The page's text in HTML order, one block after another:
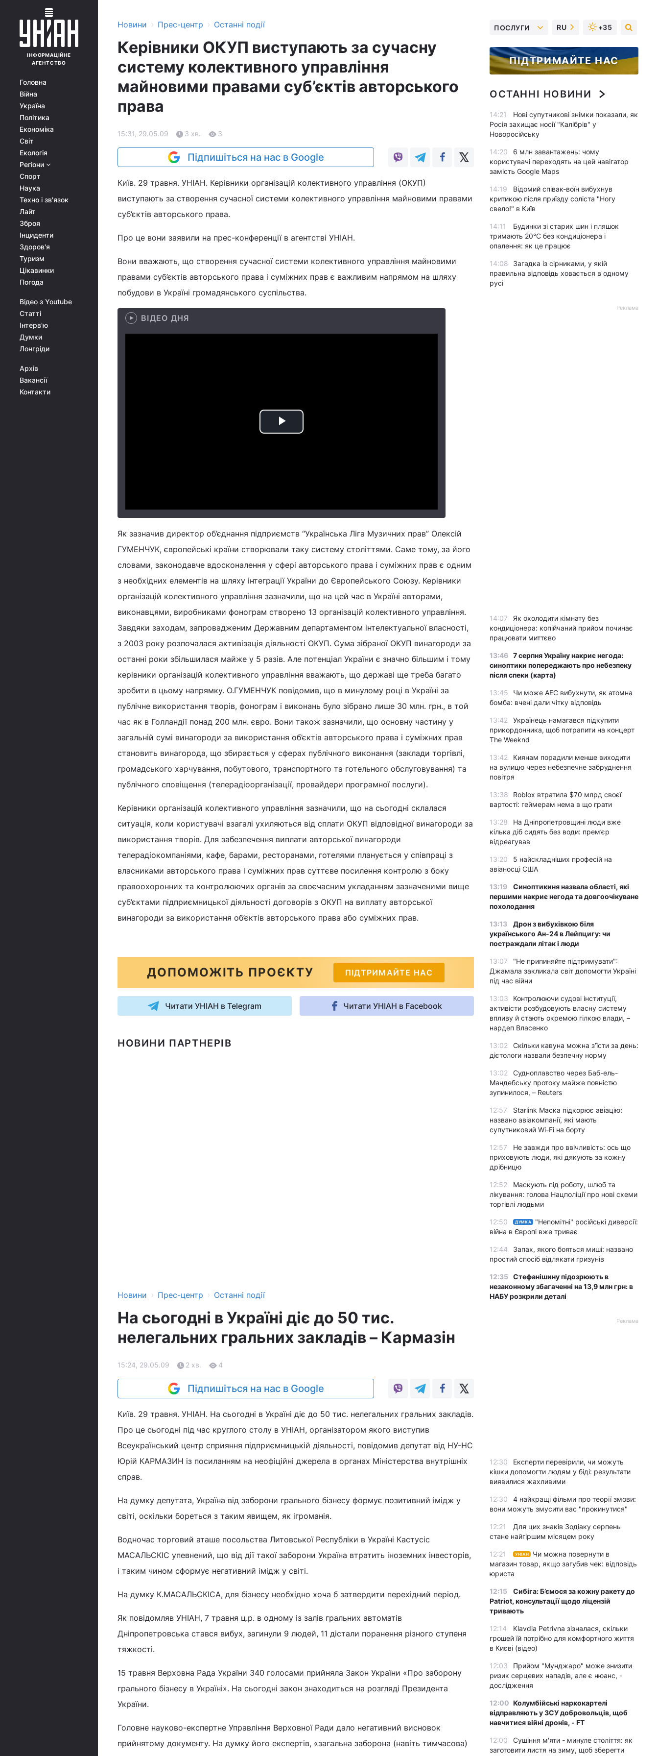
ІНФОРМАЦІЙНЕ
АГЕНТСТВО
Головна
Війна
Україна
Політика
Економіка
Світ
Екологія
Регіони
Спорт
Наука
Техно і зв'язок
Лайт
Зброя
Інциденти
Здоров'я
Туризм
Цікавинки
Погода
Відео з Youtube
Статті
Інтерв'ю
Думки
Лонгріди
Архів
Вакансії
Контакти
Новини › Прес-центр › Останні події
Керівники ОКУП виступають за сучасну
систему колективного управління
майновими правами суб’єктів авторського
права
15:31, 29.05.09 3 хв. 3
Підпишіться на нас в Google
Київ. 29 травня. УНІАН. Керівники організацій колективного управління (ОКУП)
виступають за створення сучасної системи колективного управління майновими правами
суб’єктів авторського права.
Про це вони заявили на прес-конференції в агентстві УНІАН.
Вони вважають, що створення сучасної системи колективного управління майновими
правами суб’єктів авторського права і суміжних прав є важливим напрямом на шляху
побудови в Україні громадянського суспільства.
ВІДЕО ДНЯ
Play
Як зазначив директор об’єднання підприємств “Українська Ліга Музичних прав” Олексій
ГУМЕНЧУК, європейські країни створювали таку систему століттями. Саме тому, за його
словами, законодавче вдосконалення у сфері авторського права і суміжних прав є одним
з необхідних елементів на шляху інтеграції України до Європейського Союзу. Керівники
організацій колективного управління зазначили, що на цей час в Україні авторами,
виконавцями, виробниками фонограм створено 13 організацій колективного управління.
Завдяки заходам, запровадженим Державним департаментом інтелектуальної власності,
з 2003 року розпочалася активізація діяльності ОКУП. Сума зібраної ОКУП винагороди за
останні роки збільшилася майже у 5 разів. Але потенціал України є значно більшим і тому
керівники організацій колективного управління вважають, що державі ще треба багато
зробити в цьому напрямку. О.ГУМЕНЧУК повідомив, що в минулому році в Україні за
публічне використання творів, фонограм і виконань було зібрано лише 30 млн. грн., в той
час як в Голландії понад 200 млн. євро. Вони також зазначили, що основну частину у
загальній сумі винагороди за використання об’єктів авторського права і суміжних прав
становить винагорода, що збирається у сферах публічного виконання (заклади торгівлі,
громадського харчування, побутового, транспортного та готельного обслуговування) та
публічного сповіщення (телерадіоорганізації, провайдери програмної послуги).
Керівники організацій колективного управління зазначили, що на сьогодні склалася
ситуація, коли користувачі взагалі ухиляються від сплати ОКУП відповідної винагороди за
використання творів. Для забезпечення виплати авторської винагороди
телерадіокомпаніями, кафе, барами, ресторанами, готелями планується у співпраці з
власниками авторського права і суміжних прав суттєве посилення контролю з боку
правоохоронних та контролюючих органів за своєчасним укладанням зазначеними вище
суб’єктами підприємницької діяльності договорів з ОКУП на виплату авторської
винагороди за використання об’єктів авторського права або суміжних прав.
ДОПОМОЖІТЬ ПРОЄКТУ ПІДТРИМАЙТЕ НАС
Читати УНІАН в Telegram Читати УНІАН в Facebook
НОВИНИ ПАРТНЕРІВ
Новини › Прес-центр › Останні події
На сьогодні в Україні діє до 50 тис.
нелегальних гральних закладів – Кармазін
15:24, 29.05.09 2 хв. 4
Підпишіться на нас в Google
Київ. 29 травня. УНІАН. На сьогодні в Україні діє до 50 тис. нелегальних гральних закладів.
Про це сьогодні під час круглого столу в УНІАН, організатором якого виступив
Всеукраїнський центр сприяння підприємницькій діяльності, повідомив депутат від НУ-НС
Юрій КАРМАЗИН із посиланням на неофіційні джерела в органах Міністерства внутрішніх
справ.
На думку депутата, Україна від заборони грального бізнесу формує позитивний імідж у
світі, оскільки бореться з таким явищем, як ігроманія.
Водночас торговий аташе посольства Литовської Республіки в Україні Кастусіс
МАСАЛЬСКІС упевнений, що від дії такої заборони Україна втратить іноземних інвесторів,
і таким чином сформує негативний імідж у світі.
На думку К.МАСАЛЬСКІСА, для бізнесу необхідно хоча б затвердити перехідний період.
Як повідомляв УНІАН, 7 травня ц.р. в одному із залів гральних автоматів
Дніпропетровська стався вибух, загинули 9 людей, 11 дістали поранення різного ступеня
тяжкості.
15 травня Верховна Рада України 340 голосами прийняла Закон України «Про заборону
грального бізнесу в Україні». На сьогодні закон знаходиться на розгляді Президента
України.
Головне науково-експертне Управління Верховної Ради дало негативний висновок
прийнятому документу. На думку його експертів, «загальна заборона (навіть тимчасова)
ПОСЛУГИ RU +35
ПІДТРИМАЙТЕ НАС
ОСТАННІ НОВИНИ
14:21
Нові супутникові знімки показали, як
Росія захищає носії "Калібрів" у
Новоросійську
14:20
6 млн завантажень: чому
користувачі переходять на цей навігатор
замість Google Maps
14:19
Відомий співак-воїн вибухнув
критикою після приїзду соліста "Ногу
свело!" в Київ
14:11
Будинки зі старих шин і пляшок
тримають 20°C без кондиціонера і
опалення: як це працює
14:08
Загадка із сірниками, у якій
правильна відповідь ховається в одному
русі
Реклама
14:07
Як охолодити кімнату без
кондиціонера: копійчаний прийом починає
працювати миттєво
13:46 7 серпня Україну накриє негода:
синоптики попереджають про небезпеку
після спеки (карта)
13:45
Чи може АЕС вибухнути, як атомна
бомба: вчені дали чітку відповідь
13:42
Українець намагався підкупити
прикордонника, щоб потрапити на концерт
The Weeknd
13:42
Киянам порадили менше виходити
на вулицю через небезпечне забруднення
повітря
13:38
Roblox втратила $70 млрд своєї
вартості: геймерам нема в що грати
13:28
На Дніпропетровщині люди вже
кілька діб сидять без води: прем’єр
відреагував
13:20
5 найскладніших професій на
авіаносці США
13:19
Синоптикиня назвала області, які
першими накриє негода та довгоочікуване
похолодання
13:13
Дрон з вибухівкою біля
українського Ан-24 в Лейпцигу: чи
постраждали літак і люди
13:07
"Не припиняйте підтримувати":
Джамала закликала світ допомогти Україні
під час війни
13:03
Контролюючи судові інституції,
активісти розбудовують власну систему
впливу й стають окремою гілкою влади, –
нардеп Власенко
13:02
Скільки кавуна можна з’їсти за день:
дієтологи назвали безпечну норму
13:02
Судноплавство через Баб-ель-
Мандебську протоку майже повністю
зупинилося, – Reuters
12:57
Starlink Маска підкорює авіацію:
названо авіакомпанії, які мають
супутниковий Wi-Fi на борту
12:57
Не завжди про ввічливість: ось що
приховують люди, які дякують за кожну
дрібницю
12:52
Маскують під роботу, шлюб та
лікування: голова Нацполіції про нові схеми
торгівлі людьми
12:50 ДУМКА
"Непомітні" російські диверсії:
війна в Європі вже триває
12:44
Запах, якого бояться миші: названо
простий спосіб відлякати гризунів
12:35 Стефанішину підозрюють в
незаконному збагаченні на 13,9 млн грн: в
НАБУ розкрили деталі
Реклама
12:30
Експерти перевірили, чи можуть
кішки допомогти людям у біді: результати
виявилися жахливими
12:30
4 найкращі фільми про теорії змови:
вони можуть змусити вас "прокинутися"
12:21
Для цих знаків Зодіаку серпень
стане найгіршим місяцем року
12:21 УНІАН
Чи можна повернути в
магазин товар, якщо загубив чек: відповідь
юриста
12:15
Сибіга: Б’ємося за кожну ракету до
Patriot, консультації щодо ліцензій
тривають
12:14
Klavdia Petrivna зізналася, скільки
грошей їй потрібно для комфортного життя
в Києві (відео)
12:03
Прийом "Мунджаро" може знизити
ризик серцевих нападів, але є нюанс, -
дослідження
12:00 Колумбійські наркокартелі
відправляють у ЗСУ добровольців, щоб
навчитися війні дронів, - FT
12:00
Сушіння м'яти - минуле століття: як
заготовити листя на зиму, щоб зберегти